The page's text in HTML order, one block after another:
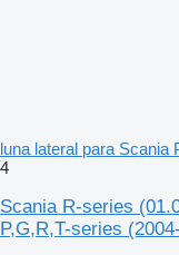
luna lateral para Scania
4
Scania R-series
P,G,R,T-series